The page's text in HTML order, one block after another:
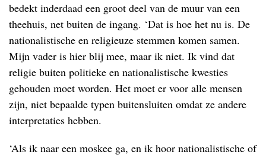
bedekt inderdaad een groot deel van de muur van een
theehuis, net buiten de ingang. ‘Dat is hoe het nu is. De
nationalistische en religieuze stemmen komen samen.
Mijn vader is hier blij mee, maar ik niet. Ik vind dat
religie buiten politieke en nationalistische kwesties
gehouden moet worden. Het moet er voor alle mensen
zijn, niet bepaalde typen buitensluiten omdat ze andere
interpretaties hebben.
‘Als ik naar een moskee ga, en ik hoor nationalistische of